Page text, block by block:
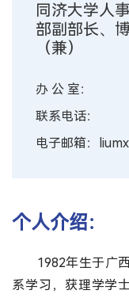
同济大学人
部副部长、
（兼）
办 公 室：
联系电话：
电子邮箱：
个人介绍：
1982年生于广
系学习，获理学学